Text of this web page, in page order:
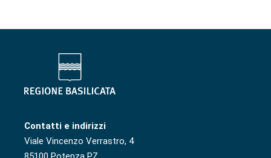
Contatti e indirizzi
Viale Vincenzo Verrastro, 4